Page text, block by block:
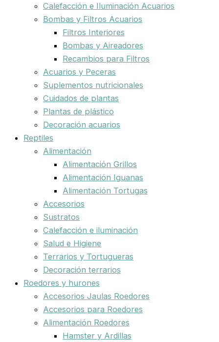
Calefacción e Iluminación Acuarios
Bombas y Filtros Acuarios
Filtros Interiores
Bombas y Aireadores
Recambios para Filtros
Acuarios y Peceras
Suplementos nutricionales
Cuidados de plantas
Plantas de plástico
Decoración acuarios
Reptiles
Alimentación
Alimentación Grillos
Alimentación Iguanas
Alimentación Tortugas
Accesorios
Sustratos
Calefacción e iluminación
Salud e Higiene
Terrarios y Tortugueras
Decoración terrarios
Roedores y hurones
Accesorios Jaulas Roedores
Accesorios para Roedores
Alimentación Roedores
Hamster y Ardillas